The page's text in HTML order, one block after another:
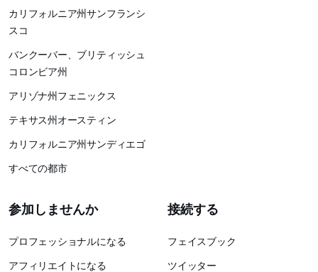
カリフォルニア州サンフランシ
スコ
バンクーバー、ブリティッシュ
コロンビア州
アリゾナ州フェニックス
テキサス州オースティン
カリフォルニア州サンディエゴ
すべての都市
参加しませんか
プロフェッショナルになる
アフィリエイトになる
接続する
フェイスブック
ツイッター